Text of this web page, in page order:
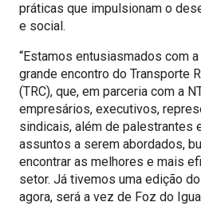
práticas que impulsionam o
e social.
“Estamos entusiasmados com
grande encontro do Transporte
(TRC), que, em parceria com a
empresários, executivos,
sindicais, além de palestrantes
assuntos a serem abordados,
encontrar as melhores e mais
setor. Já tivemos uma edição
agora, será a vez de Foz do